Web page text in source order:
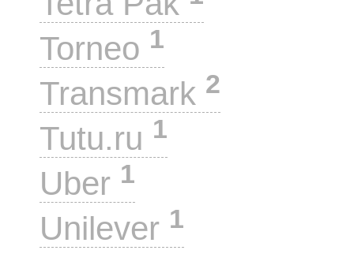
Torneo 1
Transmark 2
Tutu.ru 1
Uber 1
Unilever 1